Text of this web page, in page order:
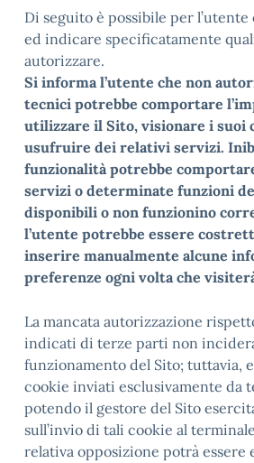
Di seguito è possibile per
ed indicare specificatamente
autorizzare.
Si informa l’utente che non
tecnici potrebbe comportare
utilizzare il Sito, visionare i suoi
usufruire dei relativi servizi.
funzionalità potrebbe
servizi o determinate funzioni
disponibili o non funzionino
l’utente potrebbe essere
inserire manualmente alcune
preferenze ogni volta che
La mancata autorizzazione
indicati di terze parti non
funzionamento del Sito; tuttavia,
cookie inviati esclusivamente da
potendo il gestore del Sito
sull’invio di tali cookie al
relativa opposizione potrà essere